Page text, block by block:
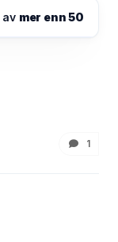
av mer enn 50
1